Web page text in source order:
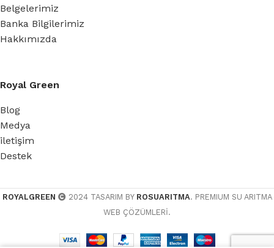
Belgelerimiz
Banka Bilgilerimiz
Hakkımızda
Royal Green
Blog
Medya
iletişim
Destek
ROYALGREEN 2024 TASARIM BY ROSUARITMA. PREMIUM SU ARITMA
WEB ÇÖZÜMLERİ.